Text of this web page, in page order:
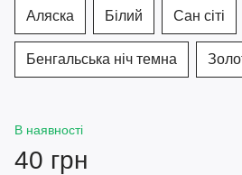
Аляска Білий Сан сіті
Бенгальська ніч темна
В наявності
40 грн